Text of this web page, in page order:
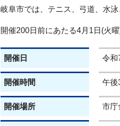
岐阜市では、テニス、弓道、水
開催200日前にあたる4月1日(火
開催日 令和
開催時間 午後
開催場所 市庁